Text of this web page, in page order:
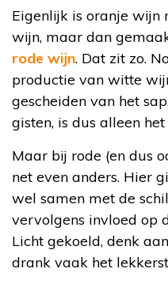
Eigenlijk is oranje wijn
wijn, maar dan
rode wijn. Dat zit zo.
productie van witte
gescheiden van het
gisten, is dus alleen
Maar bij rode (en dus
net even anders. Hier
wel samen met de
vervolgens invloed op
Licht gekoeld, denk
drank vaak het